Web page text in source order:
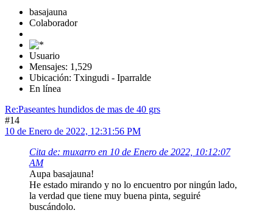
basajauna
Colaborador
Usuario
Mensajes: 1,529
Ubicación: Txingudi - Iparralde
En línea
Re:Paseantes hundidos de mas de 40 grs
#14
10 de Enero de 2022, 12:31:56 PM
Cita de: muxarro en 10 de Enero de 2022, 10:12:07
AM
Aupa basajauna!
He estado mirando y no lo encuentro por ningún lado,
la verdad que tiene muy buena pinta, seguiré
buscándolo.